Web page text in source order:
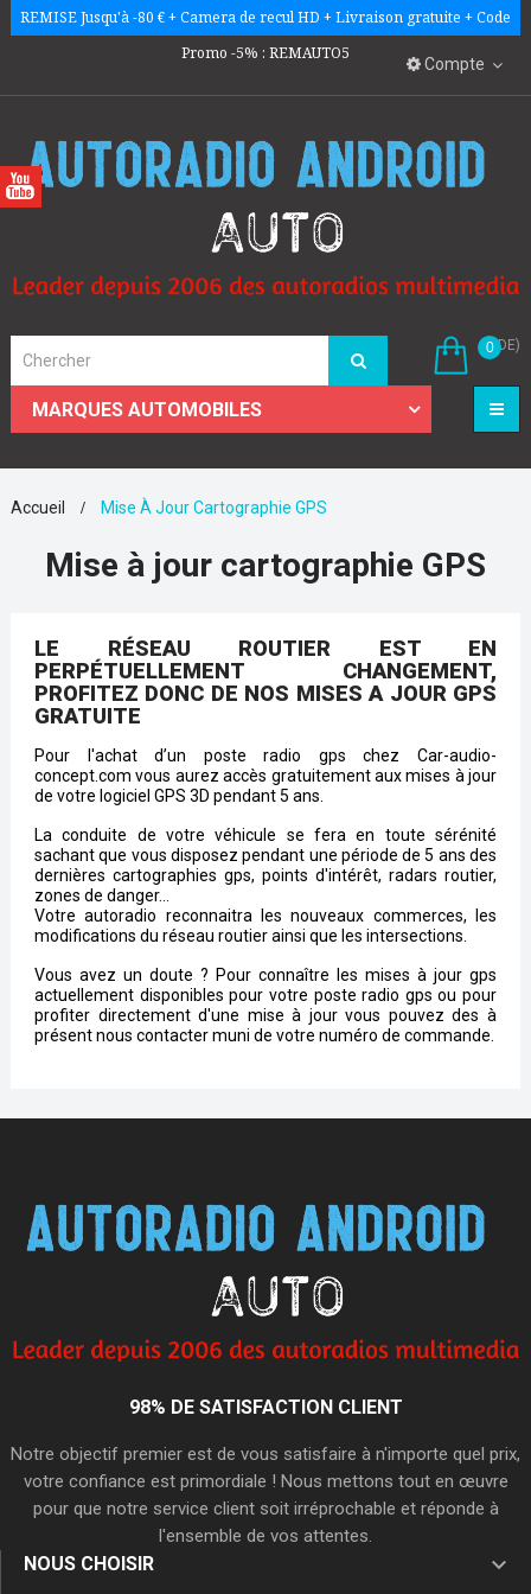
REMISE Jusqu'à -80 € + Camera de recul HD + Livraison gratuite + Code
Promo -5% : REMAUTO5
Compte
0
(VIDE)
MARQUES AUTOMOBILES ☰
Accueil Mise À Jour Cartographie GPS
Mise à jour cartographie GPS
LE RÉSEAU ROUTIER EST EN
PERPÉTUELLEMENT CHANGEMENT,
PROFITEZ DONC DE NOS MISES A JOUR GPS
GRATUITE
Pour l'achat d’un poste radio gps chez Car-audio-
concept.com vous aurez accès gratuitement aux mises à jour
de votre logiciel GPS 3D pendant 5 ans.
La conduite de votre véhicule se fera en toute sérénité
sachant que vous disposez pendant une période de 5 ans des
dernières cartographies gps, points d'intérêt, radars routier,
zones de danger…
Votre autoradio reconnaitra les nouveaux commerces, les
modifications du réseau routier ainsi que les intersections.
Vous avez un doute ? Pour connaître les mises à jour gps
actuellement disponibles pour votre poste radio gps ou pour
profiter directement d'une mise à jour vous pouvez des à
présent nous contacter muni de votre numéro de commande.
98% DE SATISFACTION CLIENT
Notre objectif premier est de vous satisfaire à n'importe quel prix,
votre confiance est primordiale ! Nous mettons tout en œuvre
pour que notre service client soit irréprochable et réponde à
l'ensemble de vos attentes.
NOUS CHOISIR 